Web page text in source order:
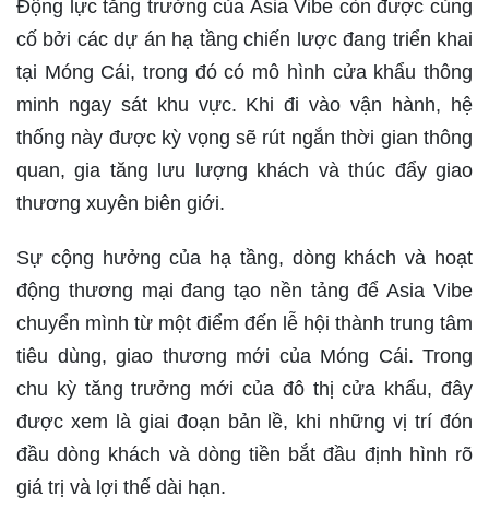
Động lực tăng trưởng của Asia Vibe còn được củng
cố bởi các dự án hạ tầng chiến lược đang triển khai
tại Móng Cái, trong đó có mô hình cửa khẩu thông
minh ngay sát khu vực. Khi đi vào vận hành, hệ
thống này được kỳ vọng sẽ rút ngắn thời gian thông
quan, gia tăng lưu lượng khách và thúc đẩy giao
thương xuyên biên giới.
Sự cộng hưởng của hạ tầng, dòng khách và hoạt
động thương mại đang tạo nền tảng để Asia Vibe
chuyển mình từ một điểm đến lễ hội thành trung tâm
tiêu dùng, giao thương mới của Móng Cái. Trong
chu kỳ tăng trưởng mới của đô thị cửa khẩu, đây
được xem là giai đoạn bản lề, khi những vị trí đón
đầu dòng khách và dòng tiền bắt đầu định hình rõ
giá trị và lợi thế dài hạn.